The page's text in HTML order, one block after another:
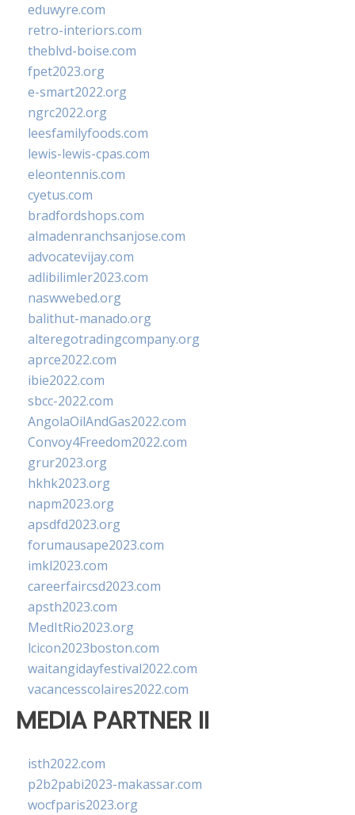
eduwyre.com
retro-interiors.com
theblvd-boise.com
fpet2023.org
e-smart2022.org
ngrc2022.org
leesfamilyfoods.com
lewis-lewis-cpas.com
eleontennis.com
cyetus.com
bradfordshops.com
almadenranchsanjose.com
advocatevijay.com
adlibilimler2023.com
naswwebed.org
balithut-manado.org
alteregotradingcompany.org
aprce2022.com
ibie2022.com
sbcc-2022.com
AngolaOilAndGas2022.com
Convoy4Freedom2022.com
grur2023.org
hkhk2023.org
napm2023.org
apsdfd2023.org
forumausape2023.com
imkl2023.com
careerfaircsd2023.com
apsth2023.com
MedItRio2023.org
lcicon2023boston.com
waitangidayfestival2022.com
vacancesscolaires2022.com
MEDIA PARTNER II
isth2022.com
p2b2pabi2023-makassar.com
wocfparis2023.org